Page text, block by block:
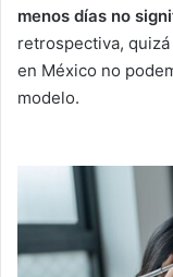
menos días no
retrospectiva,
en México no
modelo.